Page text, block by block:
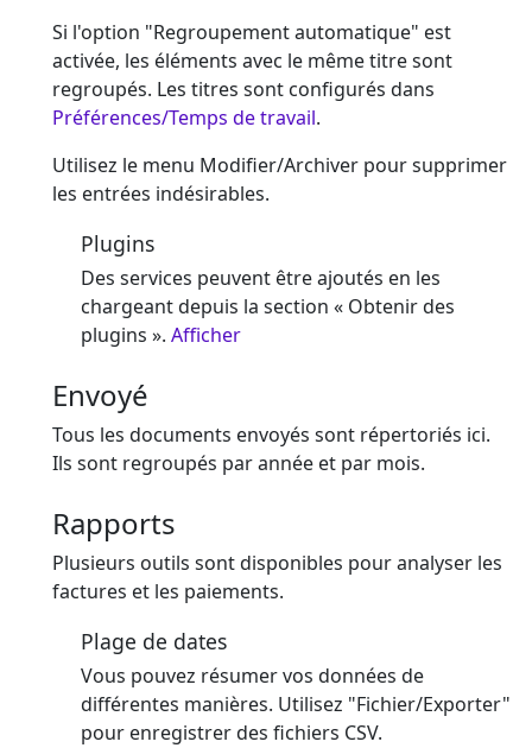
Si l'option "Regroupement automatique" est
activée, les éléments avec le même titre sont
regroupés. Les titres sont configurés dans
Préférences/Temps de travail.
Utilisez le menu Modifier/Archiver pour supprimer
les entrées indésirables.
Plugins
Des services peuvent être ajoutés en les
chargeant depuis la section « Obtenir des
plugins ». Afficher
Envoyé
Tous les documents envoyés sont répertoriés ici.
Ils sont regroupés par année et par mois.
Rapports
Plusieurs outils sont disponibles pour analyser les
factures et les paiements.
Plage de dates
Vous pouvez résumer vos données de
différentes manières. Utilisez "Fichier/Exporter"
pour enregistrer des fichiers CSV.